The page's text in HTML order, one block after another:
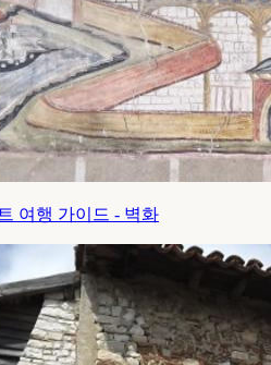
여행 가이드 - 벽화